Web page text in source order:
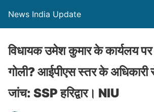
News India Update
विधायक उमेश कुमार के कार्यलय
गोली? आईपीएस स्तर के अधिकारी
जांच: SSP हरिद्वार। NIU